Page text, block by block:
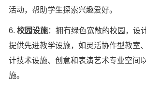
活动，帮助学生探索兴趣爱好。
6. 校园设施：拥有绿色宽敞的校园，设
提供先进教学设施，如灵活协作型教室
计技术设施、创意和表演艺术专业空间
施。